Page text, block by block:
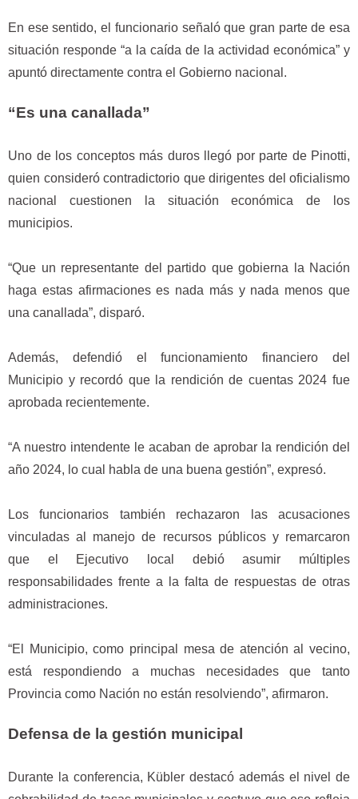
En ese sentido, el funcionario señaló que gran parte de esa
situación responde “a la caída de la actividad económica” y
apuntó directamente contra el Gobierno nacional.
“Es una canallada”
Uno de los conceptos más duros llegó por parte de Pinotti,
quien consideró contradictorio que dirigentes del oficialismo
nacional cuestionen la situación económica de los
municipios.
“Que un representante del partido que gobierna la Nación
haga estas afirmaciones es nada más y nada menos que
una canallada”, disparó.
Además, defendió el funcionamiento financiero del
Municipio y recordó que la rendición de cuentas 2024 fue
aprobada recientemente.
“A nuestro intendente le acaban de aprobar la rendición del
año 2024, lo cual habla de una buena gestión”, expresó.
Los funcionarios también rechazaron las acusaciones
vinculadas al manejo de recursos públicos y remarcaron
que el Ejecutivo local debió asumir múltiples
responsabilidades frente a la falta de respuestas de otras
administraciones.
“El Municipio, como principal mesa de atención al vecino,
está respondiendo a muchas necesidades que tanto
Provincia como Nación no están resolviendo”, afirmaron.
Defensa de la gestión municipal
Durante la conferencia, Kübler destacó además el nivel de